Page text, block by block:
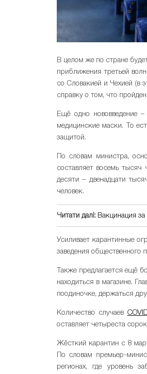
В целом же по стране
приближения третьей
со Словакией и Чехией (в
справку о том, что
Ещё одно нововведение
медицинские маски. То
защитой.
По словам министра,
составляет восемь тысяч
десяти – двенадцати
человек.
Читати далі: Вакцинация
Усиливает карантинные
заведения общественного
Также предлагается ещё
находиться в магазине.
поодиночке, держаться
Количество случаев
оставляет четыреста
Жёсткий карантин с 8
По словам премьер-
регионах, где уровень